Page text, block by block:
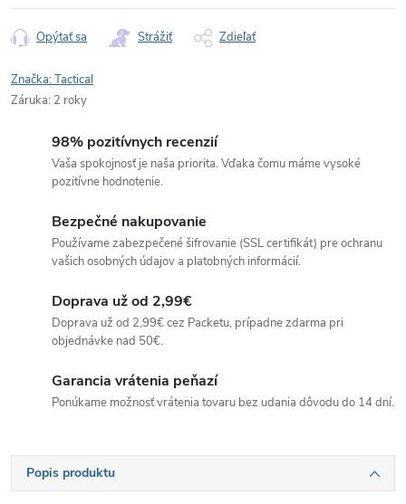
Opýtať sa Strážiť Zdieľať
Značka:Tactical
Záruka: 2 roky
98% pozitívnych recenzií
Vaša spokojnosť je naša priorita. Vďaka čomu máme vysoké
pozitívne hodnotenie.
Bezpečné nakupovanie
Používame zabezpečené šifrovanie (SSL certifikát) pre ochranu
vašich osobných údajov a platobných informácií.
Doprava už od 2,99€
Doprava už od 2,99€ cez Packetu, prípadne zdarma pri
objednávke nad 50€.
Garancia vrátenia peňazí
Ponúkame možnosť vrátenia tovaru bez udania dôvodu do 14 dní.
Popis produktu